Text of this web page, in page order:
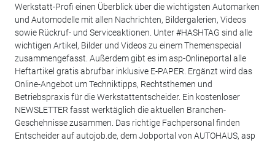
Werkstatt-Profi einen Überblick über die wichtigsten Automarken
und Automodelle mit allen Nachrichten, Bildergalerien, Videos
sowie Rückruf- und Serviceaktionen. Unter #HASHTAG sind alle
wichtigen Artikel, Bilder und Videos zu einem Themenspecial
zusammengefasst. Außerdem gibt es im asp-Onlineportal alle
Heftartikel gratis abrufbar inklusive E-PAPER. Ergänzt wird das
Online-Angebot um Techniktipps, Rechtsthemen und
Betriebspraxis für die Werkstattentscheider. Ein kostenloser
NEWSLETTER fasst werktäglich die aktuellen Branchen-
Geschehnisse zusammen. Das richtige Fachpersonal finden
Entscheider auf autojob.de, dem Jobportal von AUTOHAUS, asp